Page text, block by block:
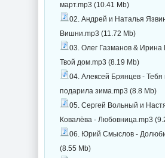
март.mp3 (10.41 Mb)
02. Андрей и Наталья
Вишни.mp3 (11.72 Mb)
03. Олег Газманов & Ирина
Твой дом.mp3 (8.19 Mb)
04. Алексей Брянцев - Тебя
подарила зима.mp3 (8.8 Mb)
05. Сергей Вольный и
Ковалёва - Любовница.mp3
06. Юрий Смыслов -
(8.55 Mb)